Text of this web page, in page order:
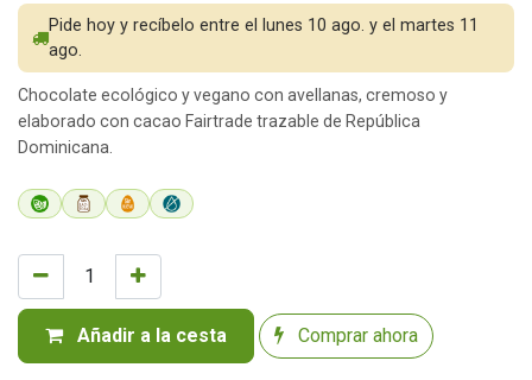
Añadir a la cesta Comprar ahora
Pide hoy y recíbelo entre el lunes 10 ago. y el martes 11
ago.
Chocolate ecológico y vegano con avellanas, cremoso y
elaborado con cacao Fairtrade trazable de República
Dominicana.